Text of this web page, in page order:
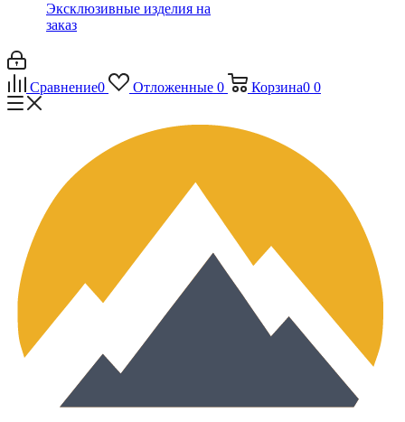
Эксклюзивные изделия на
заказ
Сравнение0 Отложенные 0 Корзина0 0